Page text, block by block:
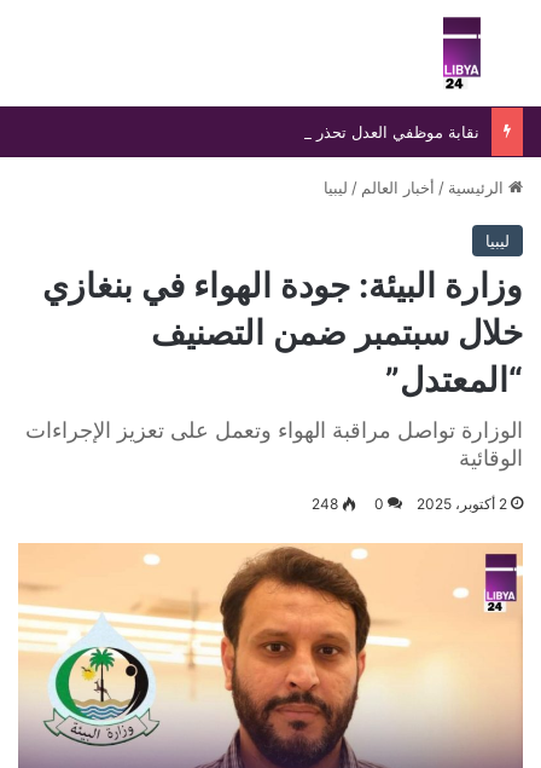
بحث عن
الرئيسية / أخبار العالم / ليبيا
ليبيا
وزارة البيئة: جودة الهواء في بنغازي
خلال سبتمبر ضمن التصنيف
“المعتدل”
الوزارة تواصل مراقبة الهواء وتعمل على تعزيز الإجراءات
الوقائية
2 أكتوبر، 2025 0
248